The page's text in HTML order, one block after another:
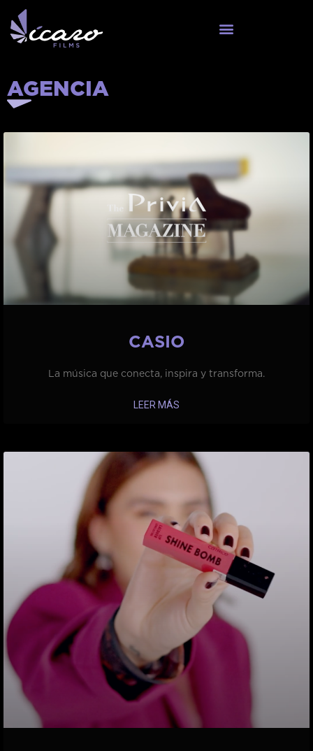
AGENCIA
CASIO
La música que conecta, inspira y transforma.
LEER MÁS